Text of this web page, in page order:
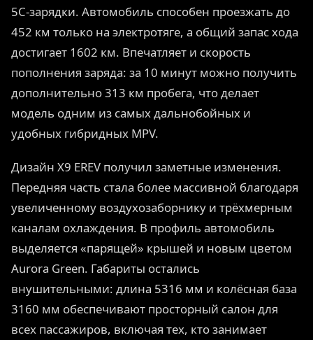
5C-зарядки. Автомобиль способен проезжать до
452 км только на электротяге, а общий запас хода
достигает 1602 км. Впечатляет и скорость
пополнения заряда: за 10 минут можно получить
дополнительно 313 км пробега, что делает
модель одним из самых дальнобойных и
удобных гибридных MPV.
Дизайн X9 EREV получил заметные изменения.
Передняя часть стала более массивной благодаря
увеличенному воздухозаборнику и трёхмерным
каналам охлаждения. В профиль автомобиль
выделяется «парящей» крышей и новым цветом
Aurora Green. Габариты остались
внушительными: длина 5316 мм и колёсная база
3160 мм обеспечивают просторный салон для
всех пассажиров, включая тех, кто занимает